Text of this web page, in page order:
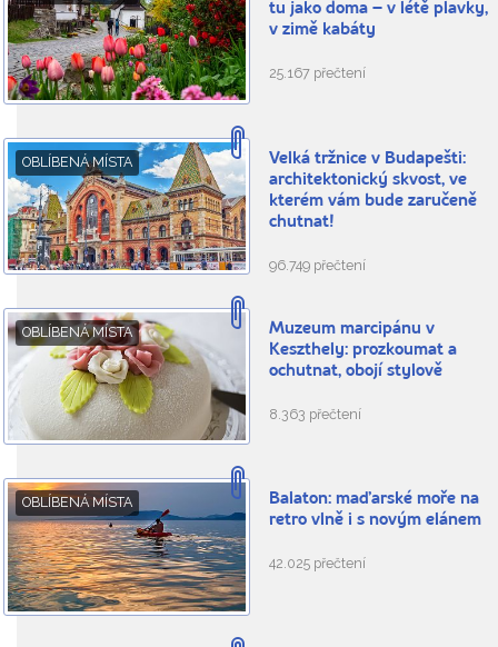
tu jako doma – v létě plavky,
v zimě kabáty
25.167 přečtení
OBLÍBENÁ MÍSTA
Velká tržnice v Budapešti:
architektonický skvost, ve
kterém vám bude zaručeně
chutnat!
96.749 přečtení
OBLÍBENÁ MÍSTA
Muzeum marcipánu v
Keszthely: prozkoumat a
ochutnat, obojí stylově
8.363 přečtení
OBLÍBENÁ MÍSTA
Balaton: maďarské moře na
retro vlně i s novým elánem
42.025 přečtení